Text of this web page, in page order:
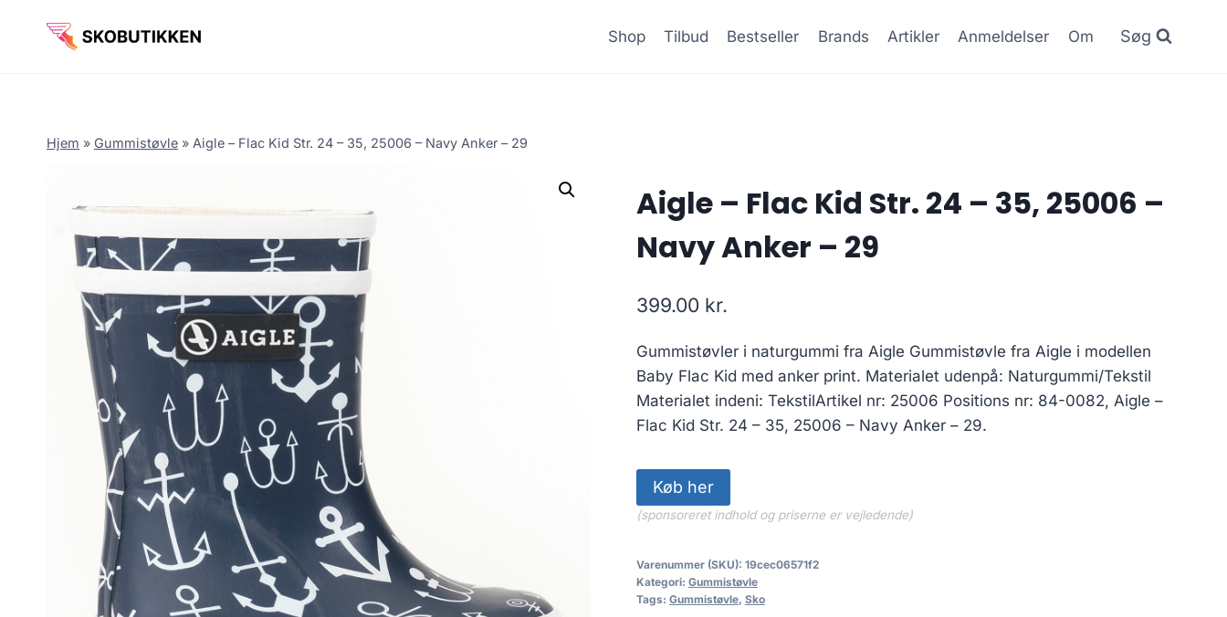
Shop Tilbud Bestseller Brands Artikler Anmeldelser Om Søg
Hjem » Gummistøvle » Aigle – Flac Kid Str. 24 – 35, 25006 – Navy Anker – 29
Aigle – Flac Kid Str. 24 – 35, 25006 –
Navy Anker – 29
399.00 kr.
Gummistøvler i naturgummi fra Aigle Gummistøvle fra Aigle i modellen
Baby Flac Kid med anker print. Materialet udenpå: Naturgummi/Tekstil
Materialet indeni: TekstilArtikel nr: 25006 Positions nr: 84-0082, Aigle –
Flac Kid Str. 24 – 35, 25006 – Navy Anker – 29.
Køb her
(sponsoreret indhold og priserne er vejledende)
Varenummer (SKU): 19cec06571f2
Kategori: Gummistøvle
Tags: Gummistøvle, Sko